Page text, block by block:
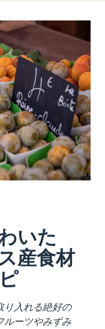
いた
産食材
り入れる絶好の
ルーツやみずみ